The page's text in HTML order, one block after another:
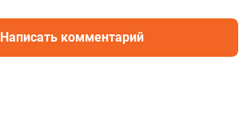
Написать комментарий